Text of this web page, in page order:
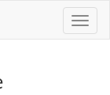
Toggle